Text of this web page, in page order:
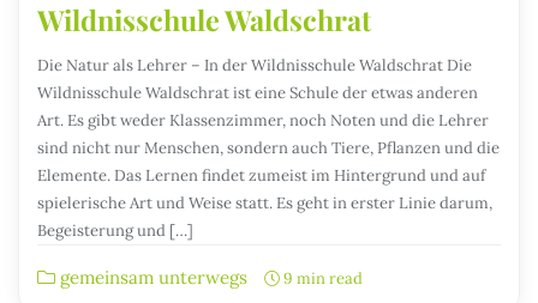
Wildnisschule Waldschrat
Die Natur als Lehrer – In der Wildnisschule Waldschrat Die
Wildnisschule Waldschrat ist eine Schule der etwas anderen
Art. Es gibt weder Klassenzimmer, noch Noten und die Lehrer
sind nicht nur Menschen, sondern auch Tiere, Pflanzen und die
Elemente. Das Lernen findet zumeist im Hintergrund und auf
spielerische Art und Weise statt. Es geht in erster Linie darum,
Begeisterung und […]
gemeinsam unterwegs 9 min read